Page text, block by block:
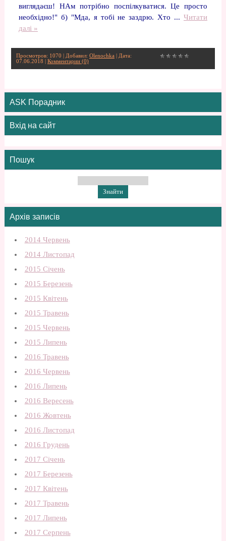
виглядаєш! НАм потрібно поспілкуватися. Це просто
необхідно!" б) "Мда, я тобі не заздрю. Хто ... Читати
далі »
Просмотров: 1070 | Добавил: Olenochka | Дата:
07.06.2018
Комментарии (0)
ASK Порадник
Вхід на сайт
Пошук
Архів записів
2014 Червень
2014 Листопад
2015 Січень
2015 Березень
2015 Квітень
2015 Травень
2015 Червень
2015 Липень
2016 Травень
2016 Червень
2016 Липень
2016 Вересень
2016 Жовтень
2016 Листопад
2016 Грудень
2017 Січень
2017 Березень
2017 Квітень
2017 Травень
2017 Липень
2017 Серпень